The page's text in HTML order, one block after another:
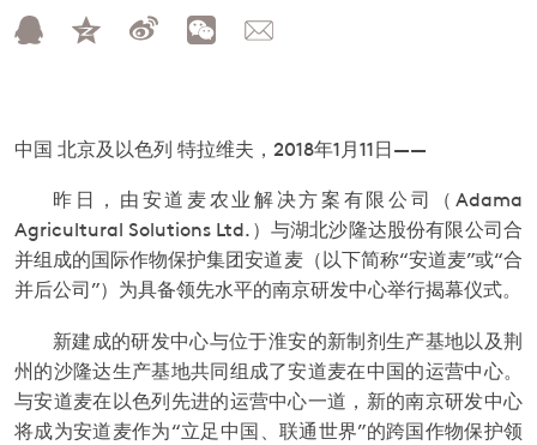
中国 北京及以色列 特拉维夫，2018年1月11日——
昨日，由安道麦农业解决方案有限公司（Adama
Agricultural Solutions Ltd.）与湖北沙隆达股份有限公司合
并组成的国际作物保护集团安道麦（以下简称“安道麦”或“合
并后公司”）为具备领先水平的南京研发中心举行揭幕仪式。
新建成的研发中心与位于淮安的新制剂生产基地以及荆
州的沙隆达生产基地共同组成了安道麦在中国的运营中心。
与安道麦在以色列先进的运营中心一道，新的南京研发中心
将成为安道麦作为“立足中国、联通世界”的跨国作物保护领